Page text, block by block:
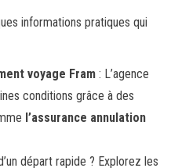
informations pratiques qui
voyage Fram : L’agence
conditions grâce à des
l’assurance annulation
départ rapide ? Explorez les